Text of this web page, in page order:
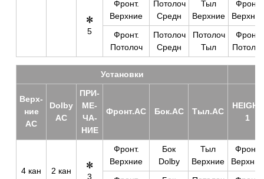
5
Фронт.
Верхние
Потолоч
Средн
Тыл
Верхние
Фронт.
Верхние
Фронт.
Потолоч
Потолоч
Средн
Потолоч
Тыл
Фронт.
Потолоч
Уста­нов­ки
Верх­
ние
АС
Dolby
АС
ПРИ­
МЕ­
ЧА­
НИЕ
Фронт.АС Бок.АС Тыл.АС
HEIGHT
1
4 кан 2 кан
3
Фронт.
Верхние
Бок
Dolby
Тыл
Верхние
Фронт.
Верхние